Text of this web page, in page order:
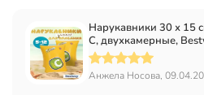
Нарукавники 30 х 15
С, двухкамерные,
Анжела Носова,